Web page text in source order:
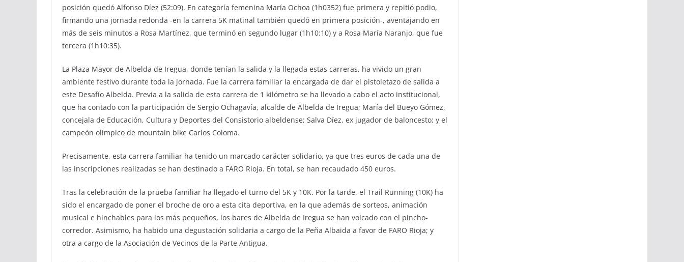
posición quedó Alfonso Díez (52:09). En categoría femenina María Ochoa (1h0352) fue primera y repitió podio,
firmando una jornada redonda -en la carrera 5K matinal también quedó en primera posición-, aventajando en
más de seis minutos a Rosa Martínez, que terminó en segundo lugar (1h10:10) y a Rosa María Naranjo, que fue
tercera (1h10:35).
La Plaza Mayor de Albelda de Iregua, donde tenían la salida y la llegada estas carreras, ha vivido un gran
ambiente festivo durante toda la jornada. Fue la carrera familiar la encargada de dar el pistoletazo de salida a
este Desafío Albelda. Previa a la salida de esta carrera de 1 kilómetro se ha llevado a cabo el acto institucional,
que ha contado con la participación de Sergio Ochagavía, alcalde de Albelda de Iregua; María del Bueyo Gómez,
concejala de Educación, Cultura y Deportes del Consistorio albeldense; Salva Díez, ex jugador de baloncesto; y el
campeón olímpico de mountain bike Carlos Coloma.
Precisamente, esta carrera familiar ha tenido un marcado carácter solidario, ya que tres euros de cada una de
las inscripciones realizadas se han destinado a FARO Rioja. En total, se han recaudado 450 euros.
Tras la celebración de la prueba familiar ha llegado el turno del 5K y 10K. Por la tarde, el Trail Running (10K) ha
sido el encargado de poner el broche de oro a esta cita deportiva, en la que además de sorteos, animación
musical e hinchables para los más pequeños, los bares de Albelda de Iregua se han volcado con el pincho-
corredor. Asimismo, ha habido una degustación solidaria a cargo de la Peña Albaida a favor de FARO Rioja; y
otra a cargo de la Asociación de Vecinos de la Parte Antigua.